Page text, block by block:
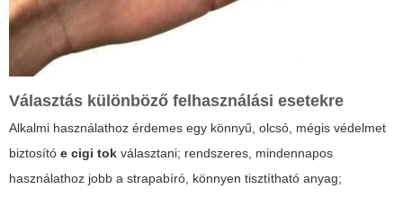
Választás különböző felhasználási esetekre
Alkalmi használathoz érdemes egy könnyű, olcsó, mégis védelmet
biztosító e cigi tok választani; rendszeres, mindennapos
használathoz jobb a strapabíró, könnyen tisztítható anyag;